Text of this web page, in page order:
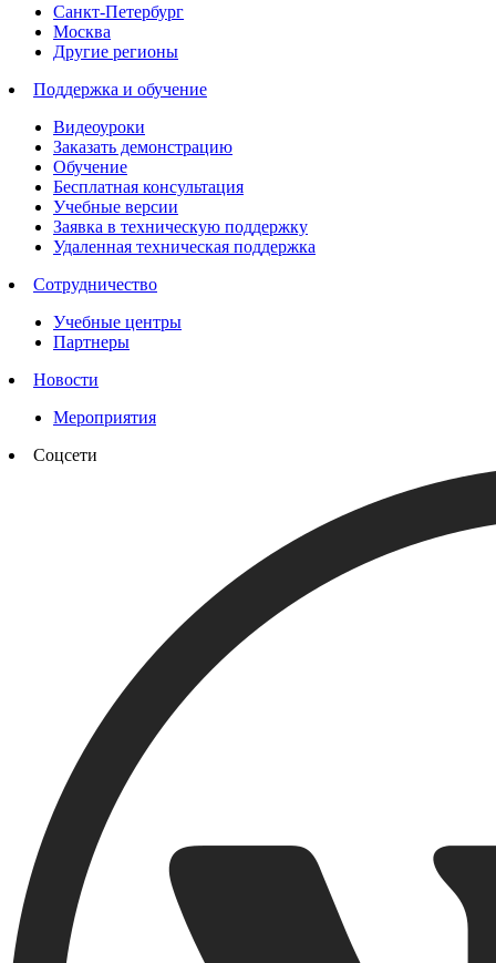
Санкт-Петербург
Москва
Другие регионы
Поддержка и обучение
Видеоуроки
Заказать демонстрацию
Обучение
Бесплатная консультация
Учебные версии
Заявка в техническую поддержку
Удаленная техническая поддержка
Сотрудничество
Учебные центры
Партнеры
Новости
Мероприятия
Соцсети